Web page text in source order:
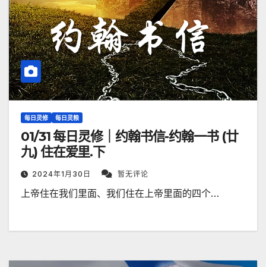
每日灵修 每日灵粮
01/31 每日灵修｜约翰书信-约翰一书 (廿
九) 住在爱里.下
2024年1月30日 暂无评论
上帝住在我们里面、我们住在上帝里面的四个…